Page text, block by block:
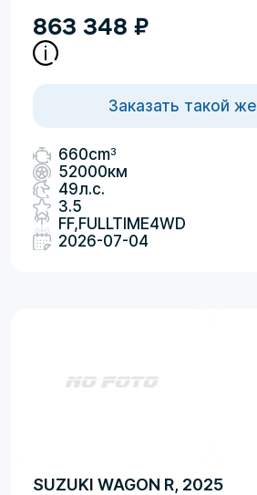
863 348 ₽
Заказать такой же
660cm3
52000км
49л.с.
3.5
FF,FULLTIME4WD
2026-07-04
SUZUKI WAGON R, 2025